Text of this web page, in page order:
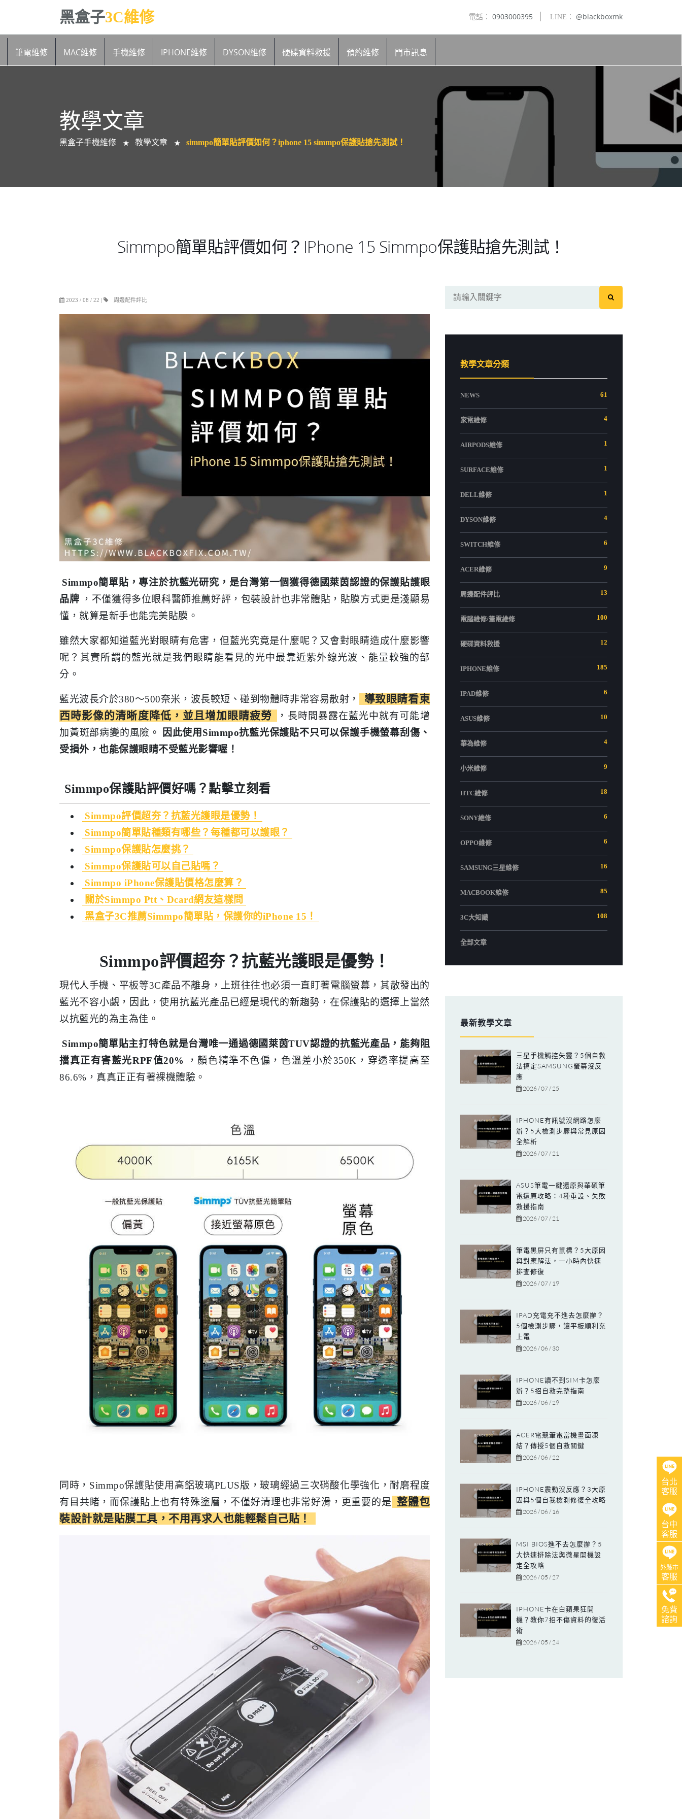
黑盒子3C維修 電話： 0903000395 LINE： @blackboxmk
筆電維修 MAC維修 手機維修 IPHONE維修 DYSON維修 硬碟資料救援 預約維修 門市訊息
教學文章
黑盒子手機維修 ★ 教學文章 ★ simmpo簡單貼評價如何？iphone 15 simmpo保護貼搶先測試！
Simmpo簡單貼評價如何？iPhone 15 Simmpo保護貼搶先測試！
2023 / 08 / 22 | 周邊配件評比
Simmpo簡單貼，專注於抗藍光研究，是台灣第一個獲得德國萊茵認證的保護貼護眼
品牌 ，不僅獲得多位眼科醫師推薦好評，包裝設計也非常體貼，貼膜方式更是淺顯易
懂，就算是新手也能完美貼膜。
雖然大家都知道藍光對眼睛有危害，但藍光究竟是什麼呢？又會對眼睛造成什麼影響
呢？其實所謂的藍光就是我們眼睛能看見的光中最靠近紫外線光波、能量較強的部
分。
藍光波長介於380～500奈米，波長較短、碰到物體時非常容易散射，
導致眼睛看東
西時影像的清晰度降低，並且增加眼睛疲勞
，長時間暴露在藍光中就有可能增
加黃斑部病變的風險。
因此使用Simmpo抗藍光保護貼不只可以保護手機螢幕刮傷、
受損外，也能保護眼睛不受藍光影響喔！
Simmpo保護貼評價好嗎？點擊立刻看
Simmpo評價超夯？抗藍光護眼是優勢！
Simmpo簡單貼種類有哪些？每種都可以護眼？
Simmpo保護貼怎麼挑？
Simmpo保護貼可以自己貼嗎？
Simmpo iPhone保護貼價格怎麼算？
關於Simmpo Ptt、Dcard網友這樣問
黑盒子3C推薦Simmpo簡單貼，保護你的iPhone 15！
Simmpo評價超夯？抗藍光護眼是優勢！
現代人手機、平板等3C產品不離身，上班往往也必須一直盯著電腦螢幕，其散發出的
藍光不容小覷，因此，使用抗藍光產品已經是現代的新趨勢，在保護貼的選擇上當然
以抗藍光的為主為佳。
Simmpo簡單貼主打特色就是台灣唯一通過德國萊茵TUV認證的抗藍光產品，能夠阻
擋真正有害藍光RPF值20%
，顏色精準不色偏，色溫差小於350K，穿透率提高至
86.6%，真真正正有著裸機體驗。
同時，Simmpo保護貼使用高鋁玻璃PLUS版，玻璃經過三次硝酸化學強化，耐磨程度
有目共睹，而保護貼上也有特殊塗層，不僅好清理也非常好滑，更重要的是 整體包
裝設計就是貼膜工具，不用再求人也能輕鬆自己貼！
教學文章分類
NEWS 61
家電維修 4
AIRPODS維修 1
SURFACE維修 1
DELL維修 1
DYSON維修 4
SWITCH維修 6
ACER維修 9
周邊配件評比 13
電腦維修/筆電維修 100
硬碟資料救援 12
IPHONE維修 185
IPAD維修 6
ASUS維修 10
華為維修 4
小米維修 9
HTC維修 18
SONY維修 6
OPPO維修 6
SAMSUNG三星維修 16
MACBOOK維修 85
3C大知識 108
全部文章
最新教學文章
三星手機觸控失靈？5個自救
法搞定SAMSUNG螢幕沒反
應
2026 / 07 / 25
IPHONE有訊號沒網路怎麼
辦？5大檢測步驟與常見原因
全解析
2026 / 07 / 21
ASUS筆電一鍵還原與華碩筆
電還原攻略：4種重設、失敗
救援指南
2026 / 07 / 21
筆電黑屏只有鼠標？5大原因
與對應解法，一小時內快速
排查修復
2026 / 07 / 19
IPAD充電充不進去怎麼辦？
5個檢測步驟，讓平板順利充
上電
2026 / 06 / 30
IPHONE讀不到SIM卡怎麼
辦？5招自救完整指南
2026 / 06 / 29
ACER電競筆電當機畫面凍
結？傳授5個自救關鍵
2026 / 06 / 22
IPHONE震動沒反應？3大原
因與5個自我檢測修復全攻略
2026 / 06 / 16
MSI BIOS進不去怎麼辦？5
大快速排除法與微星開機設
定全攻略
2026 / 05 / 27
IPHONE卡在白蘋果狂開
機？教你7招不傷資料的復活
術
2026 / 05 / 24
台北
客服
台中
客服
外縣市
客服
免費
諮詢